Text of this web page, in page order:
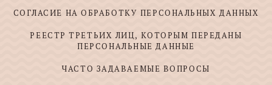
СОГЛАСИЕ НА ОБРАБОТКУ ПЕРСОНАЛЬНЫХ ДАННЫХ
РЕЕСТР ТРЕТЬИХ ЛИЦ, КОТОРЫМ ПЕРЕДАНЫ
ПЕРСОНАЛЬНЫЕ ДАННЫЕ
ЧАСТО ЗАДАВАЕМЫЕ ВОПРОСЫ